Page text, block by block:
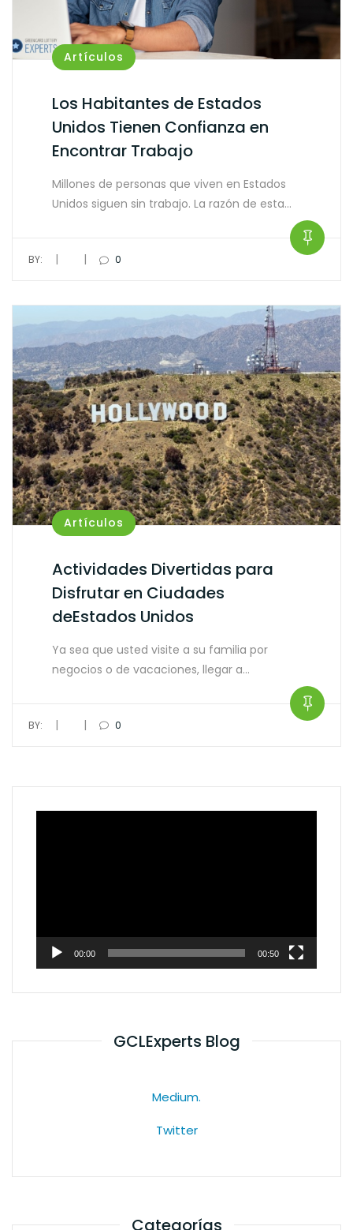
Artículos
Los Habitantes de Estados
Unidos Tienen Confianza en
Encontrar Trabajo
Millones de personas que viven en Estados
Unidos siguen sin trabajo. La razón de esta…
BY: | | 0
Artículos
Actividades Divertidas para
Disfrutar en Ciudades
deEstados Unidos
Ya sea que usted visite a su familia por
negocios o de vacaciones, llegar a…
BY: | | 0
00:00 00:50
GCLExperts Blog
Medium.
Twitter
Categorías